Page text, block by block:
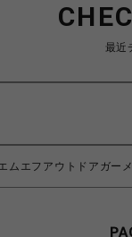
最近
ムエフアウトドアガー